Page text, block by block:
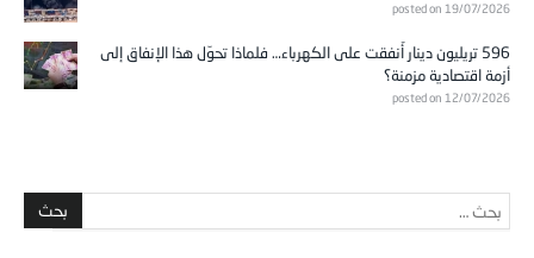
posted on 19/07/2026
596 تريليون دينار أُنفقت على الكهرباء… فلماذا تحوّل هذا الإنفاق إلى
أزمة اقتصادية مزمنة؟
posted on 12/07/2026